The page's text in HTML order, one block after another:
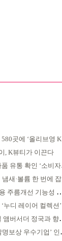
‘올리브영 K뷰티에딧’ 론칭
, K뷰티가 이끈다
확인 ‘소비자 주의’ 당부
새·볼륨 한 번에 잡는다
선 기능성 식약처 심사 통과
디 레이어 컬렉션’ 출시
더 정국과 향수 캠페인 공개
기업’ 인증 획득 IP 경영 강화